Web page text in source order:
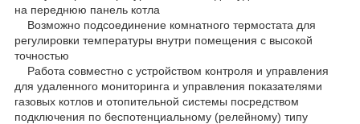
на переднюю панель котла
Возможно подсоединение комнатного термостата для
регулировки температуры внутри помещения с высокой
точностью
Работа совместно с устройством контроля и управления
для удаленного мониторинга и управления показателями
газовых котлов и отопительной системы посредством
подключения по беспотенциальному (релейному) типу